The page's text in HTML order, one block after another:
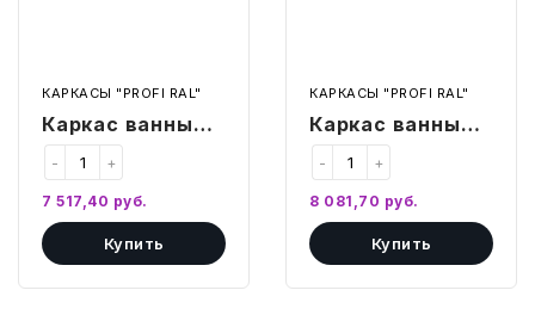
ЭЛЕКТРОТОВАРЫ И ОСВЕЩЕНИЕ
ПОСУДА
ХОББИ И ТВОРЧЕСТВО
КАРКАСЫ "PROFI RAL"
Каркас ванны
моечной ВМЦп
1000*600
"Profi", полимер
+
-
7 517,40 руб.
Купить
КАРКАСЫ "PROFI RAL"
Каркас ванны
моечной ВМЦп
1200*600
"Profi", полимер
+
-
8 081,70 руб.
Купить